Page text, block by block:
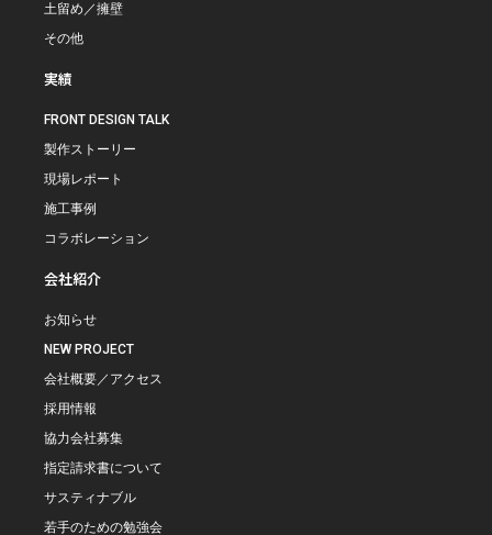
土留め／擁壁
その他
実績
FRONT DESIGN TALK
製作ストーリー
現場レポート
施工事例
コラボレーション
会社紹介
お知らせ
NEW PROJECT
会社概要／アクセス
採用情報
協力会社募集
指定請求書について
サスティナブル
若手のための勉強会